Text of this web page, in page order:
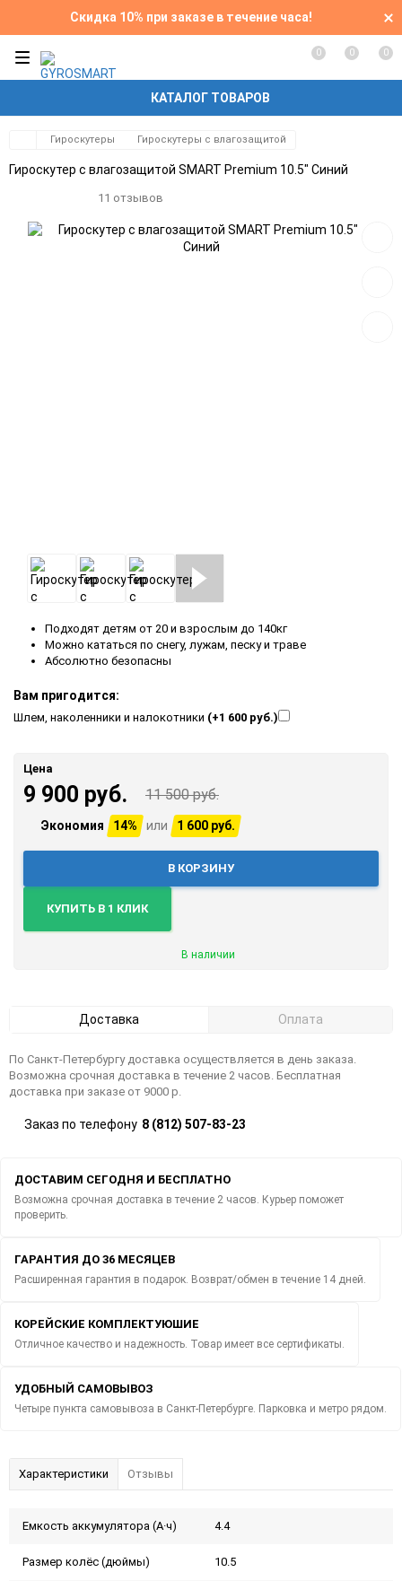
Скидка 10% при заказе в течение часа!
КАТАЛОГ ТОВАРОВ
0 0 0
Гироскутеры Гироскутеры с влагозащитой
Гироскутер с влагозащитой SMART Premium 10.5" Синий
Подходят детям от 20 и взрослым до 140кг
Можно кататься по снегу, лужам, песку и траве
Абсолютно безопасны
11 отзывов
Вам пригодится:
Шлем, наколенники и налокотники (+1 600 руб.)
Цена
9 900 руб. 11 500 руб.
Экономия 14% или 1 600 руб.
В КОРЗИНУ
КУПИТЬ В 1 КЛИК
В наличии
Доставка Оплата
По Санкт-Петербургу доставка осуществляется в день заказа.
Возможна срочная доставка в течение 2 часов. Бесплатная
доставка при заказе от 9000 р.
Заказ по телефону 8 (812) 507-83-23
ДОСТАВИМ СЕГОДНЯ И БЕСПЛАТНО
Возможна срочная доставка в течение 2 часов. Курьер поможет
проверить.
ГАРАНТИЯ ДО 36 МЕСЯЦЕВ
Расширенная гарантия в подарок. Возврат/обмен в течение 14 дней.
КОРЕЙСКИЕ КОМПЛЕКТУЮШИЕ
Отличное качество и надежность. Товар имеет все сертификаты.
УДОБНЫЙ САМОВЫВОЗ
Четыре пункта самовывоза в Санкт-Петербурге. Парковка и метро рядом.
Характеристики Отзывы
Емкость аккумулятора (А·ч) 4.4
Размер колёс (дюймы) 10.5